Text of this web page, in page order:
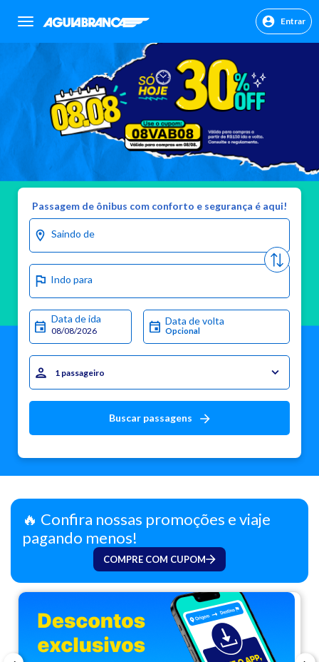
sr.header.toggle.navigation Entrar
Passagem de ônibus com conforto e segurança é aqui!
Saindo de
Indo para
Data de ida Data de volta
1 passageiro
Buscar passagens
🔥 Confira nossas promoções e viaje
pagando menos!
COMPRE COM CUPOM